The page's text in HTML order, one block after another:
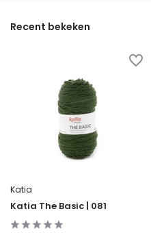
Recent bekeken
Katia
Katia The Basic | 081